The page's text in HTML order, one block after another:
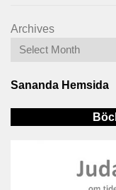
Archives
Sananda Hemsida